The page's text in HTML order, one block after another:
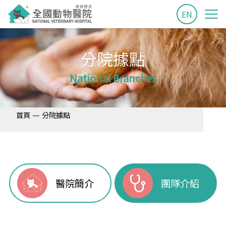
EN
分院據點
National Branches
首頁 — 分院據點
醫院簡介 團隊介紹